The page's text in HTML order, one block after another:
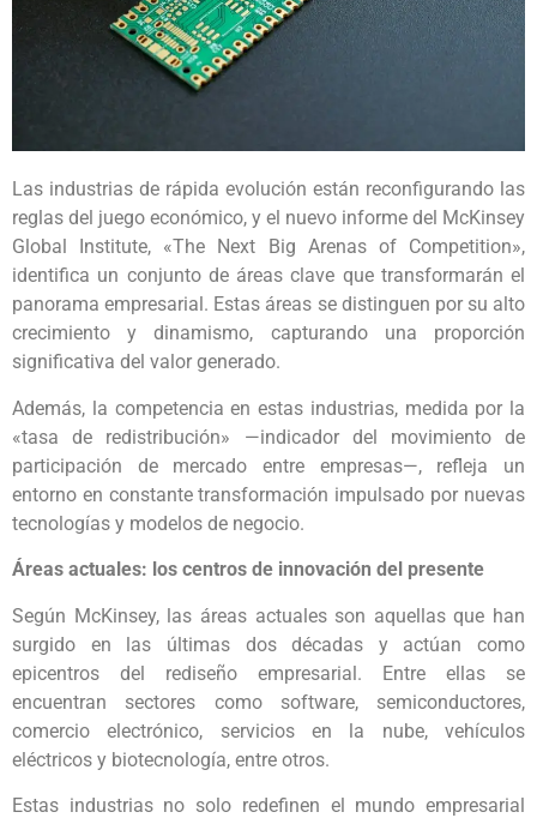
Las industrias de rápida evolución están reconfigurando las
reglas del juego económico, y el nuevo informe del McKinsey
Global Institute, «The Next Big Arenas of Competition»,
identifica un conjunto de áreas clave que transformarán el
panorama empresarial. Estas áreas se distinguen por su alto
crecimiento y dinamismo, capturando una proporción
significativa del valor generado.
Además, la competencia en estas industrias, medida por la
«tasa de redistribución» —indicador del movimiento de
participación de mercado entre empresas—, refleja un
entorno en constante transformación impulsado por nuevas
tecnologías y modelos de negocio.
Áreas actuales: los centros de innovación del presente
Según McKinsey, las áreas actuales son aquellas que han
surgido en las últimas dos décadas y actúan como
epicentros del rediseño empresarial. Entre ellas se
encuentran sectores como software, semiconductores,
comercio electrónico, servicios en la nube, vehículos
eléctricos y biotecnología, entre otros.
Estas industrias no solo redefinen el mundo empresarial